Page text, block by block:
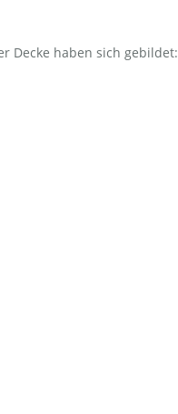
Decke haben sich gebildet: